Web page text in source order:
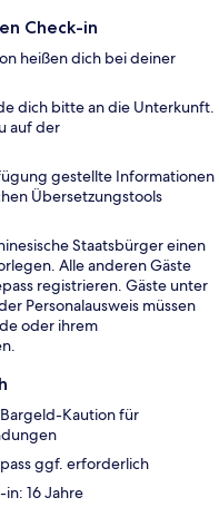
Check-in
heißen dich bei deiner
dich bitte an die Unterkunft.
auf der
gestellte Informationen
Übersetzungstools
Staatsbürger einen
Alle anderen Gäste
registrieren. Gäste unter
Personalausweis müssen
oder ihrem
Kaution für
ggf. erforderlich
16 Jahre